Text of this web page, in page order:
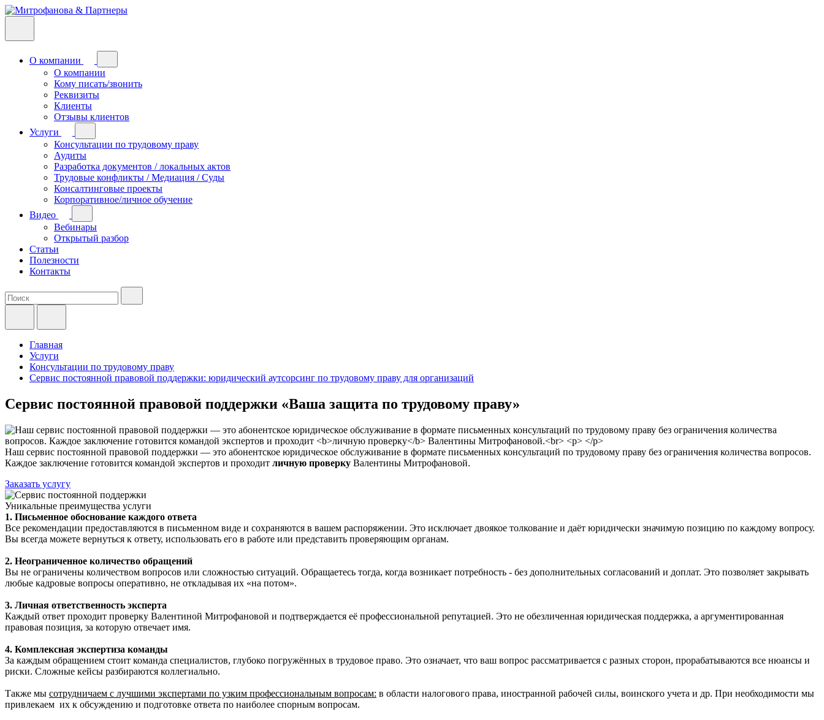
О компании
О компании
Кому писать/звонить
Реквизиты
Клиенты
Отзывы клиентов
Услуги
Консультации по трудовому праву
Аудиты
Разработка документов / локальных актов
Трудовые конфликты / Медиация / Суды
Консалтинговые проекты
Корпоративное/личное обучение
Видео
Вебинары
Открытый разбор
Статьи
Полезности
Контакты
Главная
Услуги
Консультации по трудовому праву
Сервис постоянной правовой поддержки: юридический аутсорсинг по трудовому праву для организаций
Сервис постоянной правовой поддержки «Ваша защита по трудовому праву»
Наш сервис постоянной правовой поддержки — это абонентское юридическое обслуживание в формате письменных консультаций по трудовому праву без ограничения количества вопросов.
Каждое заключение готовится командой экспертов и проходит личную проверку Валентины Митрофановой.
Заказать услугу
Уникальные преимущества услуги
1. Письменное обоснование каждого ответа
Все рекомендации предоставляются в письменном виде и сохраняются в вашем распоряжении. Это исключает двоякое толкование и даёт юридически значимую позицию по каждому вопросу.
Вы всегда можете вернуться к ответу, использовать его в работе или представить проверяющим органам.
2. Неограниченное количество обращений
Вы не ограничены количеством вопросов или сложностью ситуаций. Обращаетесь тогда, когда возникает потребность - без дополнительных согласований и доплат. Это позволяет закрывать
любые кадровые вопросы оперативно, не откладывая их «на потом».
3. Личная ответственность эксперта
Каждый ответ проходит проверку Валентиной Митрофановой и подтверждается её профессиональной репутацией. Это не обезличенная юридическая поддержка, а аргументированная
правовая позиция, за которую отвечает имя.
4. Комплексная экспертиза команды
За каждым обращением стоит команда специалистов, глубоко погружённых в трудовое право. Это означает, что ваш вопрос рассматривается с разных сторон, прорабатываются все нюансы и
риски. Сложные кейсы разбираются коллегиально.
Также мы сотрудничаем с лучшими экспертами по узким профессиональным вопросам: в области налогового права, иностранной рабочей силы, воинского учета и др. При необходимости мы
привлекаем их к обсуждению и подготовке ответа по наиболее спорным вопросам.